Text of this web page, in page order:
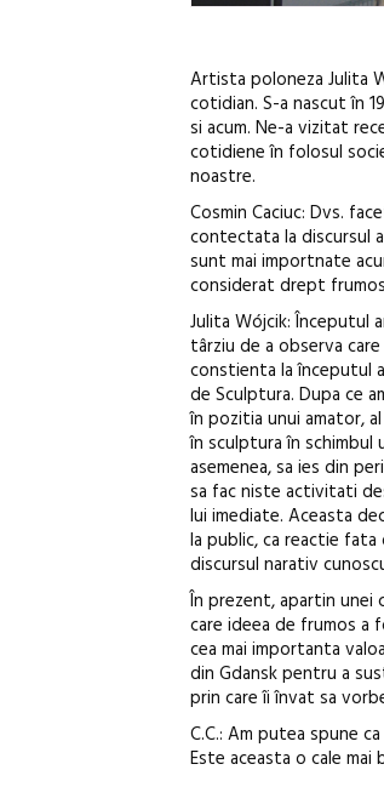
Artista poloneza Julita
cotidian. S-a nascut în
si acum. Ne-a vizitat
cotidiene în folosul
noastre.
Cosmin Caciuc: Dvs.
contectata la discursul
sunt mai importnate
considerat drept
Julita Wójcik: Începutul
târziu de a observa
constienta la începutul
de Sculptura. Dupa ce
în pozitia unui amator,
în sculptura în
asemenea, sa ies din
sa fac niste activitati
lui imediate. Aceasta
la public, ca reactie
discursul narativ
În prezent, apartin unei
care ideea de frumos
cea mai importanta
din Gdansk pentru a
prin care îi învat sa
C.C.: Am putea spune
Este aceasta o cale